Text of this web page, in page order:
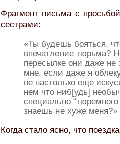
Фрагмент письма с
сестрами:
«Ты будешь бояться,
впечатление тюрьма?
пересылке они даже не
мне, если даже я
не настолько еще
нем что ниб[удь]
специально
знаешь не хуже меня?»
Когда стало ясно, что